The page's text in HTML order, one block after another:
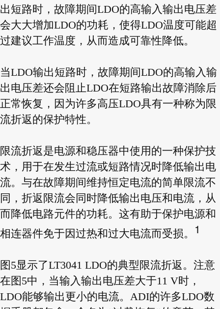
出短路时，故障期间LDO的高输入输出电压差
会大大增加LDO的功耗，使得LDO温度可能超
过建议工作温度，从而造成可靠性降低。
当LDO输出短路时，故障期间LDO的高输入输
出电压差还会阻止LDO在短路输出故障消除后
正常恢复，因为许多高压LDO具有一种称为限
流折返的保护特性。
限流折返是电源和稳压器中使用的一种保护技
术，用于在发生过流或短路情况时降低输出电
流。与在故障期间维持恒定电流的简单限流不
同，折返限流会同时降低输出电压和电流，从
而降低电路元件的功耗。这有助于保护电源和
相连器件免于因过热和过大电流而受损。 1
图5显示了LT3041 LDO的典型限流折返。注意
在图5中，当输入输出电压差大于11 V时，
LDO能够输出更小的电流。ADI的许多LDO数